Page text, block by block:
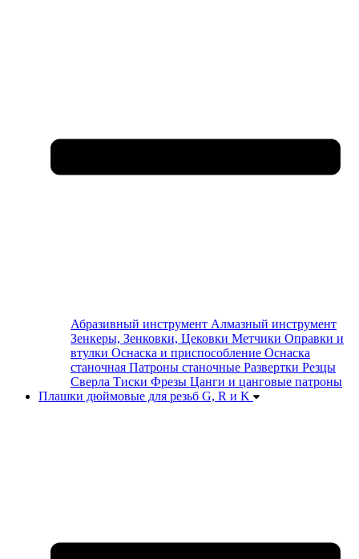
Абразивный инструмент Алмазный инструмент
Зенкеры, Зенковки, Цековки Метчики Оправки и
втулки Оснаска и приспособление Оснаска
станочная Патроны станочные Развертки Резцы
Сверла Тиски Фрезы Цанги и цанговые патроны
Плашки дюймовые для резьб G, R и K